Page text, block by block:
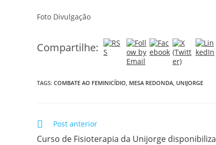
Foto Divulgação
Compartilhe:
TAGS: COMBATE AO FEMINICÍDIO, MESA REDONDA, UNIJORGE
Post anterior
Curso de Fisioterapia da Unijorge disponibiliza